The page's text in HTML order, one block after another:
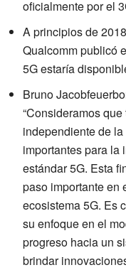
oficialmente por el
A principios de
Qualcomm publicó
5G estaría
Bruno
“Consideramos
independiente de
importantes para la
estándar 5G. Esta
paso importante en
ecosistema 5G. Es
su enfoque en el
progreso hacia un
brindar